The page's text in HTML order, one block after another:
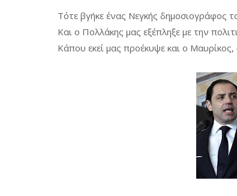
Τότε βγήκε ένας Νεγκής δημοσιογράφος
Και ο Πολλάκης μας εξέπληξε με την
Κάπου εκεί μας προέκυψε και ο Μαυρίκος,